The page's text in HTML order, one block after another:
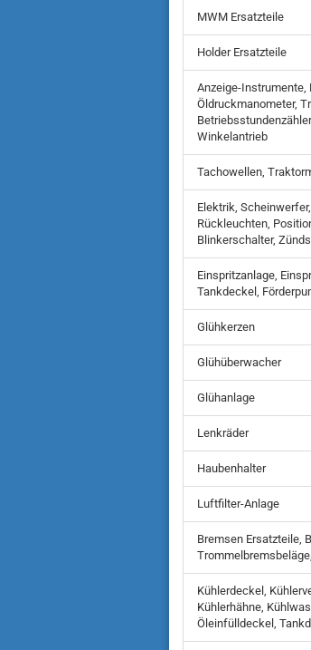
MWM Ersatzteile
Holder Ersatzteile
Anzeige-Instrumente,
Öldruckmanometer,
Winkelantrieb
Tachowellen,
Elektrik,
Rückleuchten,
Blinkerschalter,
Einspritzanlage,
Tankdeckel,
Glühkerzen
Glühüberwacher
Glühanlage
Lenkräder
Haubenhalter
Luftfilter-Anlage
Bremsen Ersatzteile,
Kühlerdeckel,
Kühlerhähne,
Öleinfülldeckel,